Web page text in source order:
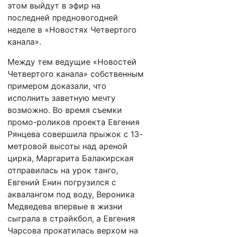
этом выйдут в эфир на
последней предновогодней
неделе в «Новостях Четвертого
канала».
Между тем ведущие «Новостей
Четвертого канала» собственным
примером доказали, что
исполнить заветную мечту
возможно. Во время съемки
промо-роликов проекта Евгения
Рянцева совершила прыжок с 13-
метровой высоты над ареной
цирка, Маргарита Балакирская
отправилась на урок танго,
Евгений Енин погрузился с
аквалангом под воду, Вероника
Медведева впервые в жизни
сыграла в страйкбол, а Евгения
Чарсова прокатилась верхом на